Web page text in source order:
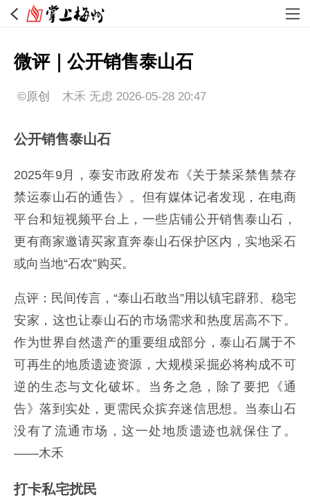
微评｜公开销售泰山石
©原创 木禾 无虑 2026-05-28 20:47
公开销售泰山石
2025年9月，泰安市政府发布《关于禁采禁售禁存
禁运泰山石的通告》。但有媒体记者发现，在电商
平台和短视频平台上，一些店铺公开销售泰山石，
更有商家邀请买家直奔泰山石保护区内，实地采石
或向当地“石农”购买。‌‌
点评：民间传言，“泰山石敢当”用以镇宅辟邪、稳宅
安家，这也让泰山石的市场需求和热度居高不下。
作为世界自然遗产的重要组成部分，泰山石属于不
可再生的地质遗迹资源，大规模采掘必将构成不可
逆的生态与文化破坏。当务之急，除了要把《通
告》落到实处，更需民众摈弃迷信思想。当泰山石
没有了流通市场，这一处地质遗迹也就保住了。
——木禾
打卡私宅扰民